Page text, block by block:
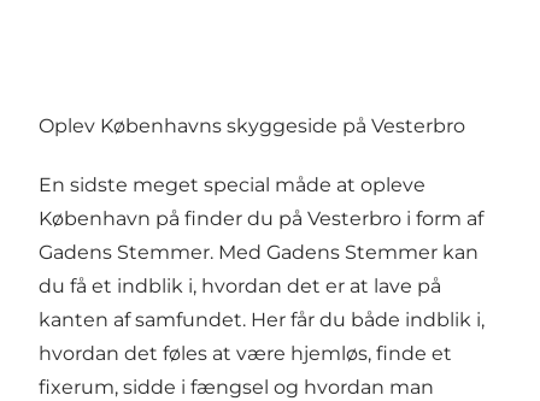
Oplev Københavns skyggeside på Vesterbro
En sidste meget special måde at opleve
København på finder du på Vesterbro i form af
Gadens Stemmer. Med Gadens Stemmer kan
du få et indblik i, hvordan det er at lave på
kanten af samfundet. Her får du både indblik i,
hvordan det føles at være hjemløs, finde et
fixerum, sidde i fængsel og hvordan man